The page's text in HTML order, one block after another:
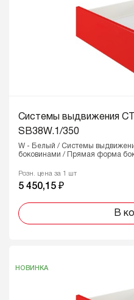
Системы выдвижения
SB38W.1/350
W - Белый / Системы
боковинами / Прямая форма
Розн. цена за 1 шт
5 450,15 ₽
В
НОВИНКА